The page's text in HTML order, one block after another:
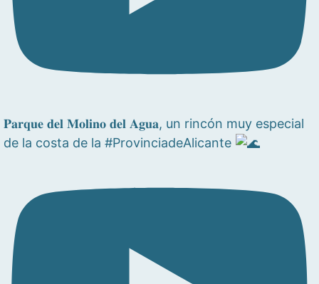
𝐏𝐚𝐫𝐪𝐮𝐞 𝐝𝐞𝐥 𝐌𝐨𝐥𝐢𝐧𝐨 𝐝𝐞𝐥 𝐀𝐠𝐮𝐚, un rincón muy especial
de la costa de la #ProvinciadeAlicante